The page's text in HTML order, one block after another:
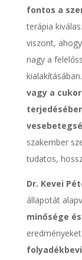
fontos a
terápia
viszont, ahogy
nagy a
kialakításában.
vagy a
szakember
tudatos,
Dr. Kevei
állapotát
minősége
eredményeket